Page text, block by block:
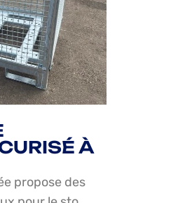
À
propose des